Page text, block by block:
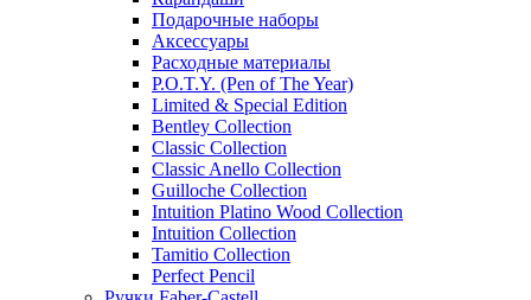
Подарочные наборы
Аксессуары
Расходные материалы
P.O.T.Y. (Pen of The Year)
Limited & Special Edition
Bentley Collection
Classic Collection
Classic Anello Collection
Guilloche Collection
Intuition Platino Wood Collection
Intuition Collection
Tamitio Collection
Perfect Pencil